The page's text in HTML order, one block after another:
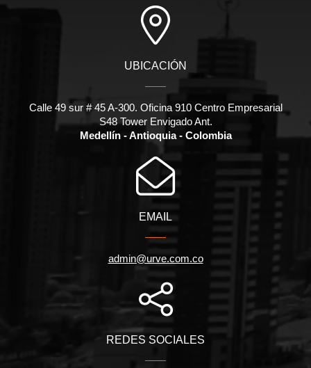
UBICACIÓN
Calle 49 sur # 45 A-300. Oficina 910 Centro Empresarial
S48 Tower Envigado Ant.
Medellín - Antioquia - Colombia
EMAIL
admin@urve.com.co
REDES SOCIALES